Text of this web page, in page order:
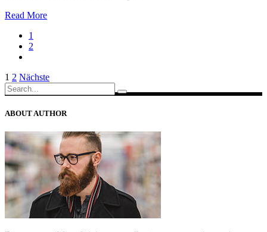
Read More
1
2
Seitennummerierung
der
Beiträge
1 2 Nächste
Search
for:
ABOUT AUTHOR